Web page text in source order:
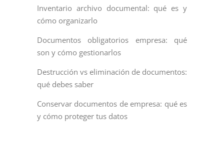
Inventario archivo documental: qué es y
cómo organizarlo
Documentos obligatorios empresa: qué
son y cómo gestionarlos
Destrucción vs eliminación de documentos:
qué debes saber
Conservar documentos de empresa: qué es
y cómo proteger tus datos